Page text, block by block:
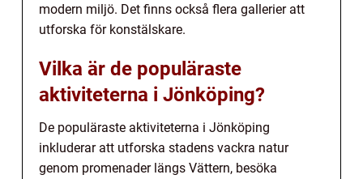
modern miljö. Det finns också flera gallerier att
utforska för konstälskare.
Vilka är de populäraste
aktiviteterna i Jönköping?
De populäraste aktiviteterna i Jönköping
inkluderar att utforska stadens vackra natur
genom promenader längs Vättern, besöka